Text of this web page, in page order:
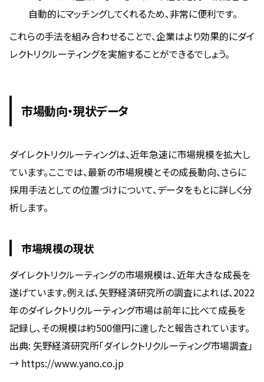
自動的にマッチングしてくれるため、非常に便利です。
これらの手法を組み合わせることで、企業はより効果的にダイ
レクトリクルーティングを実施することができるでしょう。
市場動向・現状データ
ダイレクトリクルーティングは、近年急速に市場規模を拡大し
ています。ここでは、最新の市場規模とその成長動向、さらに
採用手法としての位置づけについて、データをもとに詳しく分
析します。
市場規模の現状
ダイレクトリクルーティングの市場規模は、近年大きな成長を
遂げています。例えば、矢野経済研究所の調査によれば、2022
年のダイレクトリクルーティング市場は前年に比べて成長を
記録し、その規模は約500億円に達したと報告されています。
出典: 矢野経済研究所「ダイレクトリクルーティング市場調査」
→ https://www.yano.co.jp